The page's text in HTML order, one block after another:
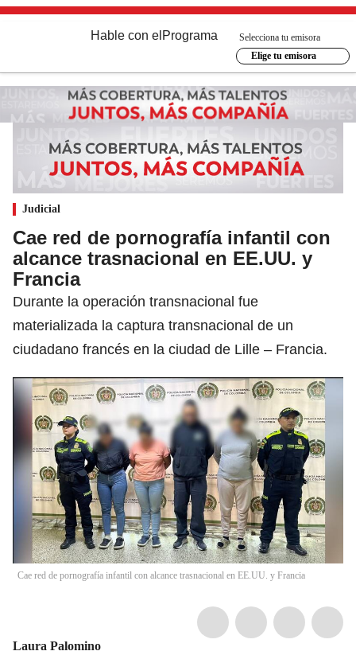
Hable con el Programa
Selecciona tu emisora
Elige tu emisora
Judicial
Cae red de pornografía infantil con
alcance trasnacional en EE.UU. y
Francia
Durante la operación transnacional fue
materializada la captura transnacional de un
ciudadano francés en la ciudad de Lille – Francia.
Cae red de pornografía infantil con alcance trasnacional en EE.UU. y Francia
Laura Palomino